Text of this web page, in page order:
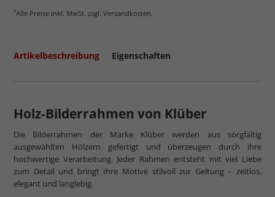
*Alle Preise inkl. MwSt. zzgl. Versandkosten.
Artikelbeschreibung Eigenschaften
Holz-Bilderrahmen von Klüber
Die Bilderrahmen der Marke Klüber werden aus sorgfältig
ausgewählten Hölzern gefertigt und überzeugen durch ihre
hochwertige Verarbeitung. Jeder Rahmen entsteht mit viel Liebe
zum Detail und bringt Ihre Motive stilvoll zur Geltung – zeitlos,
elegant und langlebig.